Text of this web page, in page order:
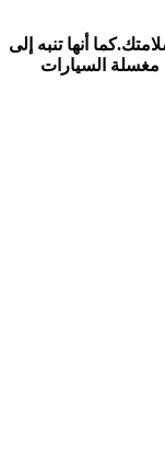
أنها تنبه إلى
مغسلة السيارات